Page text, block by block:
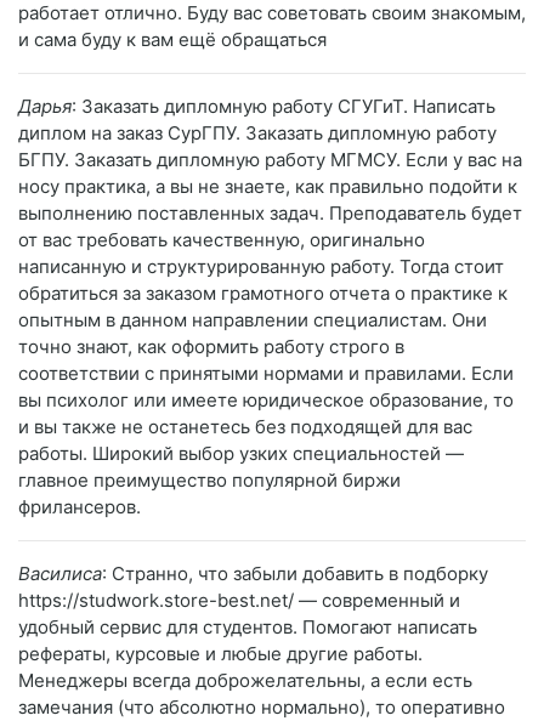
работает отлично. Буду вас советовать своим знакомым,
и сама буду к вам ещё обращаться
Дарья: Заказать дипломную работу СГУГиТ. Написать
диплом на заказ СурГПУ. Заказать дипломную работу
БГПУ. Заказать дипломную работу МГМСУ. Если у вас на
носу практика, а вы не знаете, как правильно подойти к
выполнению поставленных задач. Преподаватель будет
от вас требовать качественную, оригинально
написанную и структурированную работу. Тогда стоит
обратиться за заказом грамотного отчета о практике к
опытным в данном направлении специалистам. Они
точно знают, как оформить работу строго в
соответствии с принятыми нормами и правилами. Если
вы психолог или имеете юридическое образование, то
и вы также не останетесь без подходящей для вас
работы. Широкий выбор узких специальностей —
главное преимущество популярной биржи
фрилансеров.
Василиса: Странно, что забыли добавить в подборку
https://studwork.store-best.net/ — современный и
удобный сервис для студентов. Помогают написать
рефераты, курсовые и любые другие работы.
Менеджеры всегда доброжелательны, а если есть
замечания (что абсолютно нормально), то оперативно